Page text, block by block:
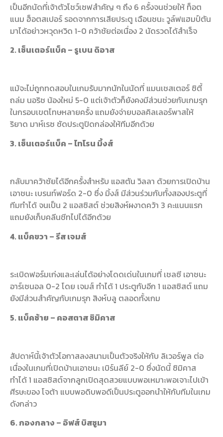
เป็นอีกนัดที่เจ้าตัวโชว์เซฟสำคัญ ๆ ถึง 6 ครั้งจนช่วยให้ ท็อต
แนม ฮ็อตสเปอร์ รอดจากการเสียประตู เฉือนชนะ วูล์ฟแฮมป์ตัน
มาได้อย่าวหวุดหวิด 1-0 คว้าชัยต่อเนื่อง 2 นัดรวดได้สำเร็จ
2. เซ็นเตอร์แบ็ค – รูเบน ดิอาส
แม้จะไม่ถูกทดสอบในเกมรับมากนักในนัดที่ แมนเชสเตอร์ ซิตี้
ถล่ม นอริช น้องใหม่ 5-0 แต่เจ้าตัวก็ยังคงมีส่วนช่วยกับเกมรุก
ในกรอบเขตโทษหลายครั้ง แถมยังจ่ายบอลคิลเลอร์พาสให้
ริยาด มาห์เรซ ซัดประตูปิดกล่องให้ทีมอีกด้วย
3. เซ็นเตอร์แบ็ค – ไทโรน มิ้งส์
กลับมาคว้าชัยได้อีกครั้งสำหรับ แอสตัน วิลลา ด้วยการเปิดบ้าน
เอาชนะ เบรนท์ฟอร์ด 2-0 ซึ่ง มิ้งส์ มีส่วนร่วมกับทั้งสองประตูที่
ทีมทำได้ จนเป็น 2 แอสซิสต์ ช่วยสิงห์ผงาดคว้า 3 คะแนนแรก
แถมยังเก็บคลีนชีทไปได้อีกด้วย
4. แบ็คขวา – รีส เจมส์
ระเบิดฟอร์มเก่งและเล่นได้อย่างโดดเด่นในเกมที่ เชลซี เอาชนะ
อาร์เซนอล 0-2 โดย เจมส์ ทำได้ 1 ประตูกับอีก 1 แอสซิสต์ แถม
ยังมีส่วนสำคัญกับเกมรุก สิงห์บลู ตลอดทั้งเกม
5. แบ็คซ้าย – คอสตาส ซิมิคาส
สัปดาห์นี้เจ้าตัวโอกาสลงสนามเป็นตัวจริงให้กับ ลิเวอร์พูล ต่อ
เนื่องในเกมที่เปิดบ้านเอาชนะ เบิร์นลีย์ 2-0 ซึ่งนัดนี้ ซิมิคาส
ทำได้ 1 แอสซิสต์จากลูกเปิดสุดสวยแบบพอเหมาะพอเจาะไปเข้า
ศีรษะของ โจต้า แบบพอดิบพอดีเป็นประตูออกนำให้กับทีมในเกม
ดังกล่าว
6. กองกลาง – อิฟส์ บิสซูมา